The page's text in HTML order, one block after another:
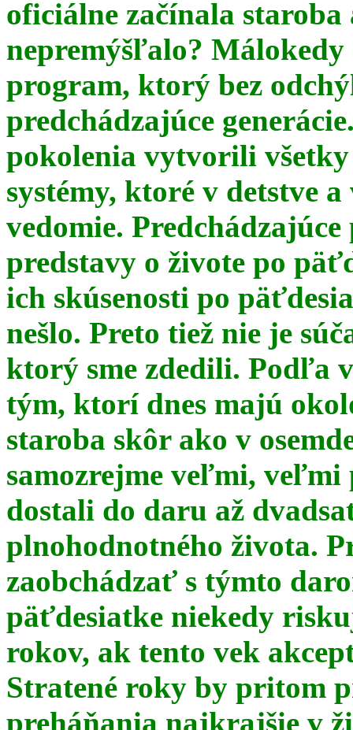
oficiálne začínala
nepremýšľalo? Málokedy
program, ktorý bez
predchádzajúce
pokolenia vytvorili
systémy, ktoré v detstve
vedomie.
predstavy o živote po
ich skúsenosti po
nešlo. Preto tiež nie je
ktorý sme zdedili. Podľa
tým, ktorí dnes majú
staroba skôr ako v
samozrejme veľmi, veľmi
dostali do daru až
plnohodnotného života.
zaobchádzať s týmto
päťdesiatke niekedy
rokov, ak tento vek
Stratené roky by pritom
preháňania najkrajšie v